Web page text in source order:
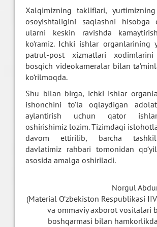
Xalqimizning takliflari,
osoyishtaligini saqlashni hisobga
ularni keskin ravishda
ko‘ramiz. Ichki ishlar organlarining
patrul-post xizmatlari xodimlarini
bosqich videokameralar bilan
ko‘rilmoqda.
Shu bilan birga, ichki ishlar
ishonchini to‘la oqlaydigan
aylantirish uchun qator
oshirishimiz lozim. Tizimdagi
davom ettirilib, barcha
davlatimiz rahbari tomonidan
asosida amalga oshiriladi.
Norgul
(Material O‘zbekiston Respublikasi
va ommaviy axborot vositalari
boshqarmasi bilan